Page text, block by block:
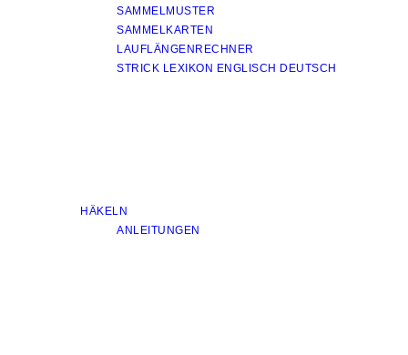
SAMMELMUSTER
SAMMELKARTEN
LAUFLÄNGENRECHNER
STRICK LEXIKON ENGLISCH DEUTSCH
HÄKELN
ANLEITUNGEN